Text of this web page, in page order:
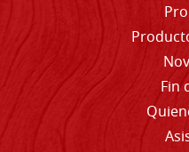
Fin